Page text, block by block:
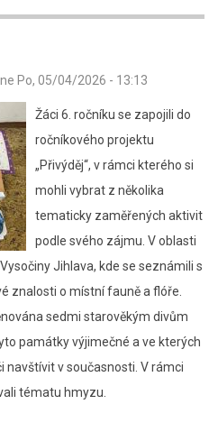
Po, 05/04/2026 - 13:13
Žáci 6. ročníku se zapojili do
ročníkového projektu
„Přivýděj“, v rámci kterého si
mohli vybrat z několika
tematicky zaměřených aktivit
podle svého zájmu. V oblasti
Jihlava, kde se seznámili s
znalosti o místní fauně a flóře.
sedmi starověkým divům
památky výjimečné a ve kterých
navštívit v současnosti. V rámci
tématu hmyzu.